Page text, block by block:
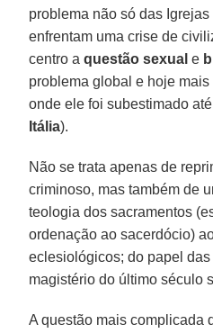
problema não só das
enfrentam uma crise de
centro aquestão sexual e
problema global e hoje
onde ele foi subestimado
Itália).
Não se trata apenas de
criminoso, mas também de
teologia dos sacramentos
ordenação ao sacerdócio)
eclesiológicos; do papel
magistério do último século
A questão mais complicada